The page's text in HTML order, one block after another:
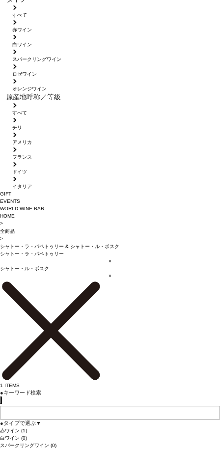
すべて
赤ワイン
白ワイン
スパークリングワイン
ロゼワイン
オレンジワイン
原産地呼称／等級
すべて
チリ
アメリカ
フランス
ドイツ
イタリア
GIFT
EVENTS
WORLD WINE BAR
HOME
>
全商品
>
シャトー・ラ・パペトゥリー & シャトー・ル・ボスク
シャトー・ラ・パペトゥリー
×
シャトー・ル・ボスク
×
1 ITEMS
●キーワード検索
●タイプで選ぶ▼
赤ワイン (1)
白ワイン (0)
スパークリングワイン (0)